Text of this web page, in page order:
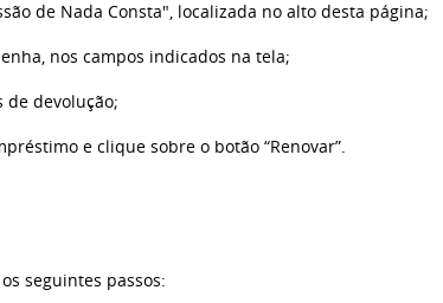
de Nada Consta", localizada no alto desta página;
nos campos indicados na tela;
de devolução;
e clique sobre o botão “Renovar”.
seguintes passos: